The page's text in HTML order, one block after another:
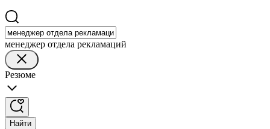
менеджер отдела рекламаций
Резюме
Найти